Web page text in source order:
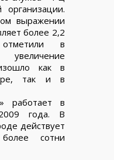
выражении
более 2,2
в
увеличение
как в
так и в
работает в
года. В
действует
сотни